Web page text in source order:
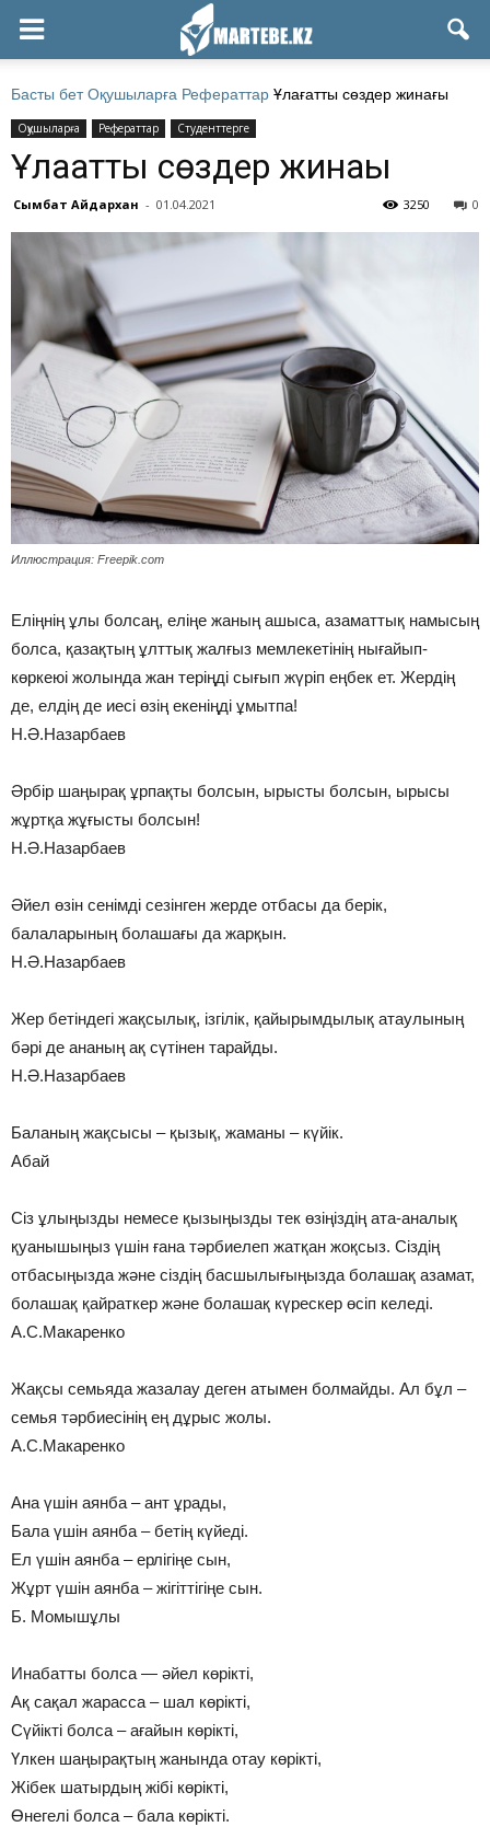
Басты бет Оқушыларға Рефераттар Ұлағатты сөздер жинағы
Оқушыларға Рефераттар Студенттерге
Ұлағатты сөздер жинағы
Сымбат Айдархан - 01.04.2021 0
3250
Иллюстрация: Freepik.com
Еліңнің ұлы болсаң, еліңе жаның ашыса, азаматтық намысың
болса, қазақтың ұлттық жалғыз мемлекетінің нығайып-
көркеюі жолында жан теріңді сығып жүріп еңбек ет. Жердің
де, елдің де иесі өзің екеніңді ұмытпа!
Н.Ә.Назарбаев
Әрбір шаңырақ ұрпақты болсын, ырысты болсын, ырысы
жұртқа жұғысты болсын!
Н.Ә.Назарбаев
Әйел өзін сенімді сезінген жерде отбасы да берік,
балаларының болашағы да жарқын.
Н.Ә.Назарбаев
Жер бетіндегі жақсылық, ізгілік, қайырымдылық атаулының
бәрі де ананың ақ сүтінен тарайды.
Н.Ә.Назарбаев
Баланың жақсысы – қызық, жаманы – күйік.
Абай
Сіз ұлыңызды немесе қызыңызды тек өзіңіздің ата-аналық
қуанышыңыз үшін ғана тәрбиелеп жатқан жоқсыз. Сіздің
отбасыңызда және сіздің басшылығыңызда болашақ азамат,
болашақ қайраткер және болашақ күрескер өсіп келеді.
А.С.Макаренко
Жақсы семьяда жазалау деген атымен болмайды. Ал бұл –
семья тәрбиесінің ең дұрыс жолы.
А.С.Макаренко
Ана үшін аянба – ант ұрады,
Бала үшін аянба – бетің күйеді.
Ел үшін аянба – ерлігіңе сын,
Жұрт үшін аянба – жігіттігіңе сын.
Б. Момышұлы
Инабатты болса — әйел көрікті,
Ақ сақал жарасса – шал көрікті,
Сүйікті болса – ағайын көрікті,
Үлкен шаңырақтың жанында отау көрікті,
Жібек шатырдың жібі көрікті,
Өнегелі болса – бала көрікті.